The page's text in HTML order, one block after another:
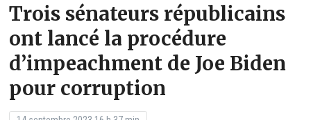
Trois sénateurs républicains
ont lancé la procédure
d’impeachment de Joe Biden
pour corruption